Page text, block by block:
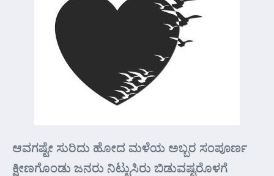
ಆವಗಷ್ಟೇ ಸುರಿದು ಹೋದ ಮಳೆಯ ಅಬ್ಬರ ಸಂಪೂರ್ಣ
ಕ್ಷೀಣಗೊಂಡು ಜನರು ನಿಟ್ಟುಸಿರು ಬಿಡುವಷ್ಟರೊಳಗೆ